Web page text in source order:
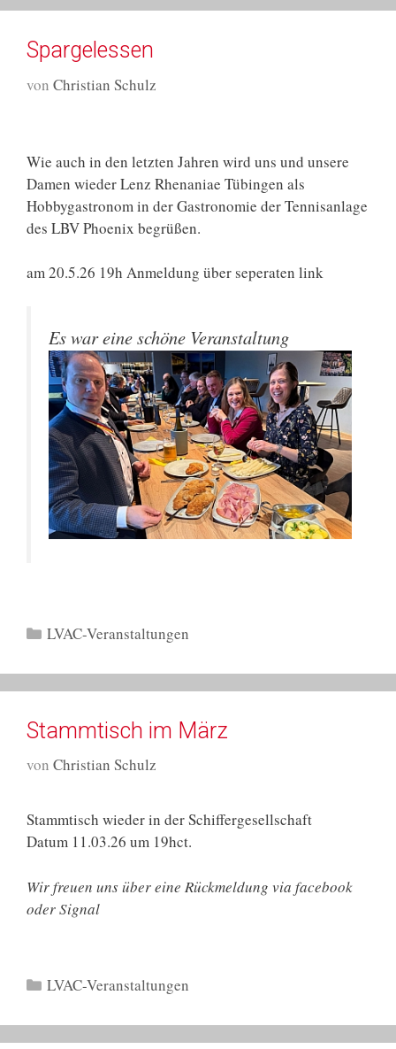
Spargelessen
von Christian Schulz
Wie auch in den letzten Jahren wird uns und unsere
Damen wieder Lenz Rhenaniae Tübingen als
Hobbygastronom in der Gastronomie der Tennisanlage
des LBV Phoenix begrüßen.
am 20.5.26 19h Anmeldung über seperaten link
Es war eine schöne Veranstaltung
Kategorien
LVAC-Veranstaltungen
Stammtisch im März
von Christian Schulz
Stammtisch wieder in der Schiffergesellschaft
Datum 11.03.26 um 19hct.
Wir freuen uns über eine Rückmeldung via facebook
oder Signal
Kategorien
LVAC-Veranstaltungen